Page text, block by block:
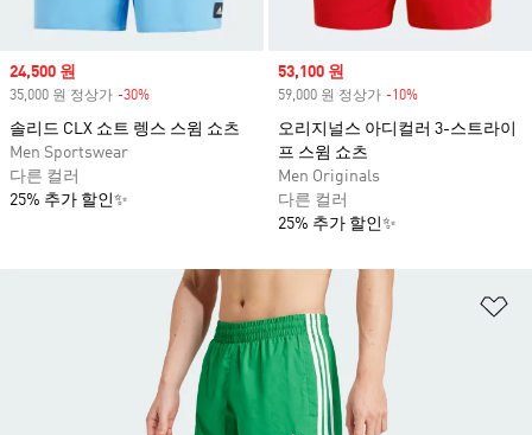
Sale price
24,500 원
35,000 원 정상가 -30%
솔리드 CLX 쇼트 렝스 스윔 쇼츠
Men Sportswear
다른 컬러
25% 추가 할인✨
Sale price
53,100 원
59,000 원 정상가 -10%
오리지널스 아디컬러 3-스트라이
프 스윔 쇼츠
Men Originals
다른 컬러
25% 추가 할인✨